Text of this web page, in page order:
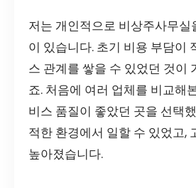
저는 개인적으로 비상주사무실
이 있습니다. 초기 비용 부담이
스 관계를 쌓을 수 있었던 것이
죠. 처음에 여러 업체를 비교해
비스 품질이 좋았던 곳을 선택
적한 환경에서 일할 수 있었고,
높아졌습니다.